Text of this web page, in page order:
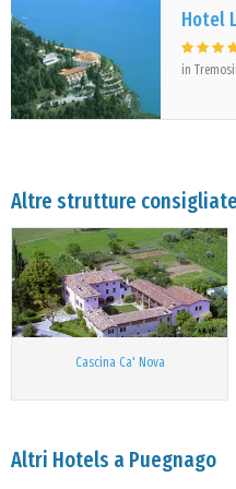
Hotel
in
Altre strutture
Cascina Ca' Nova
Altri Hotels a Puegnago